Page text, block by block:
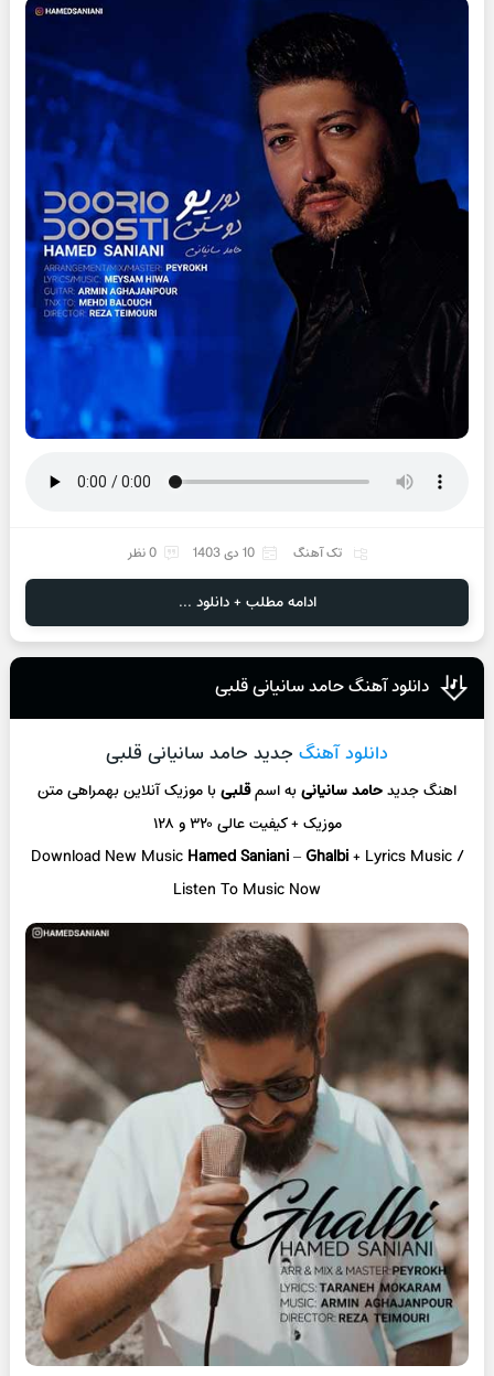
تک آهنگ 10 دی 1403 0 نظر
ادامه مطلب + دانلود ...
دانلود آهنگ حامد سانیانی قلبی
دانلود آهنگ جدید حامد سانیانی قلبی
اهنگ جدیدحامد سانیانیبه اسمقلبیبا موزیک آنلاینبهمراهی متن
موزیک + کیفیت عالی ۳۲۰ و ۱۲۸
Download New Music Hamed Saniani–Ghalbi+ Lyrics Music /
Listen To Music Now